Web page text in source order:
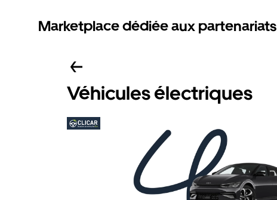
Marketplace dédiée aux partenariats
Véhicules électriques